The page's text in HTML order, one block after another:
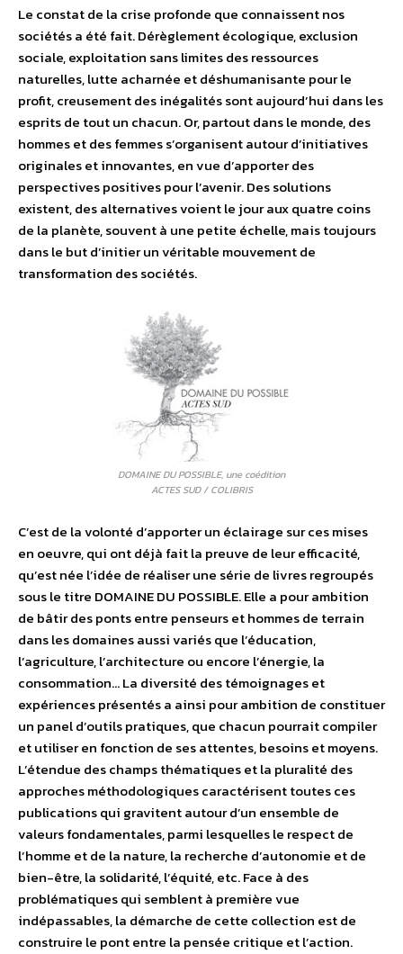
Le constat de la crise profonde que connaissent nos
sociétés a été fait. Dérèglement écologique, exclusion
sociale, exploitation sans limites des ressources
naturelles, lutte acharnée et déshumanisante pour le
profit, creusement des inégalités sont aujourd’hui dans les
esprits de tout un chacun. Or, partout dans le monde, des
hommes et des femmes s’organisent autour d’initiatives
originales et innovantes, en vue d’apporter des
perspectives positives pour l’avenir. Des solutions
existent, des alternatives voient le jour aux quatre coins
de la planète, souvent à une petite échelle, mais toujours
dans le but d’initier un véritable mouvement de
transformation des sociétés.
DOMAINE DU POSSIBLE, une coédition
ACTES SUD / COLIBRIS
C’est de la volonté d’apporter un éclairage sur ces mises
en oeuvre, qui ont déjà fait la preuve de leur efficacité,
qu’est née l’idée de réaliser une série de livres regroupés
sous le titre DOMAINE DU POSSIBLE. Elle a pour ambition
de bâtir des ponts entre penseurs et hommes de terrain
dans les domaines aussi variés que l’éducation,
l’agriculture, l’architecture ou encore l’énergie, la
consommation… La diversité des témoignages et
expériences présentés a ainsi pour ambition de constituer
un panel d’outils pratiques, que chacun pourrait compiler
et utiliser en fonction de ses attentes, besoins et moyens.
L’étendue des champs thématiques et la pluralité des
approches méthodologiques caractérisent toutes ces
publications qui gravitent autour d’un ensemble de
valeurs fondamentales, parmi lesquelles le respect de
l’homme et de la nature, la recherche d’autonomie et de
bien-être, la solidarité, l’équité, etc. Face à des
problématiques qui semblent à première vue
indépassables, la démarche de cette collection est de
construire le pont entre la pensée critique et l’action.